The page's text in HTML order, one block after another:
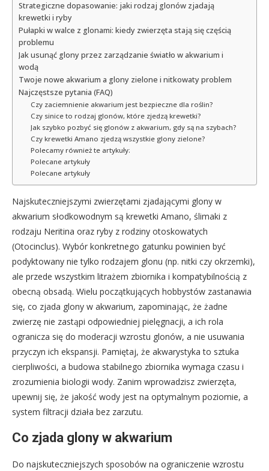
Strategiczne dopasowanie: jaki rodzaj glonów zjadają
krewetki i ryby
Pułapki w walce z glonami: kiedy zwierzęta stają się częścią
problemu
Jak usunąć glony przez zarządzanie światło w akwarium i
wodą
Twoje nowe akwarium a glony zielone i nitkowaty problem
Najczęstsze pytania (FAQ)
Czy zaciemnienie akwarium jest bezpieczne dla roślin?
Czy sinice to rodzaj glonów, które zjedzą krewetki?
Jak szybko pozbyć się glonów z akwarium, gdy są na szybach?
Czy krewetki Amano zjedzą wszystkie glony zielone?
Polecamy również te artykuły:
Polecane artykuły
Polecane artykuły
Najskuteczniejszymi zwierzętami zjadającymi glony w
akwarium słodkowodnym są krewetki Amano, ślimaki z
rodzaju Neritina oraz ryby z rodziny otoskowatych
(Otocinclus). Wybór konkretnego gatunku powinien być
podyktowany nie tylko rodzajem glonu (np. nitki czy okrzemki),
ale przede wszystkim litrażem zbiornika i kompatybilnością z
obecną obsadą. Wielu początkujących hobbystów zastanawia
się, co zjada glony w akwarium, zapominając, że żadne
zwierzę nie zastąpi odpowiedniej pielęgnacji, a ich rola
ogranicza się do moderacji wzrostu glonów, a nie usuwania
przyczyn ich ekspansji. Pamiętaj, że akwarystyka to sztuka
cierpliwości, a budowa stabilnego zbiornika wymaga czasu i
zrozumienia biologii wody. Zanim wprowadzisz zwierzęta,
upewnij się, że jakość wody jest na optymalnym poziomie, a
system filtracji działa bez zarzutu.
Co zjada glony w akwarium
Do najskuteczniejszych sposobów na ograniczenie wzrostu